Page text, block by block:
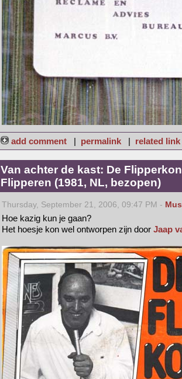
add comment | permalink | related link
Van achter de kast: De
Flipperen (1981, NL, bezopen)
Thursday, September 21, 2006, 09:47 PM -
Hoe kazig kun je gaan?
Het hoesje kon wel ontworpen zijn door Jaap